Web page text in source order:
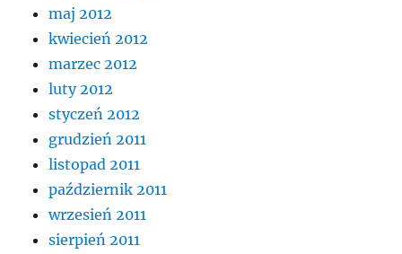
maj 2012
kwiecień 2012
marzec 2012
luty 2012
styczeń 2012
grudzień 2011
listopad 2011
październik 2011
wrzesień 2011
sierpień 2011